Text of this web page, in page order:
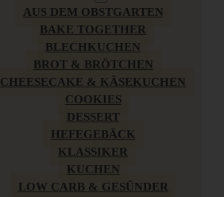
AUS DEM OBSTGARTEN
BAKE TOGETHER
BLECHKUCHEN
BROT & BRÖTCHEN
CHEESECAKE & KÄSEKUCHEN
COOKIES
DESSERT
HEFEGEBÄCK
KLASSIKER
KUCHEN
LOW CARB & GESÜNDER